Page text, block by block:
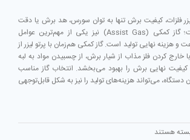
فلزات، کیفیت برش تنها به توان سورس، هد برش یا دقت
دستگاه وابسته نیست؛ گاز کمکی (Assist Gas) نیز یکی از مهم‌ترین عوامل
و هزینه نهایی تولید است. گاز کمکی هم‌زمان با پرتو لیزر از
کردن فلز مذاب از شیار برش، از چسبیدن مواد به لبه
کیفیت نهایی برش را بهبود می‌بخشد. انتخاب گاز مناسب
دستگاه، می‌تواند هزینه‌های تولید را نیز به شکل قابل‌توجهی
هستند